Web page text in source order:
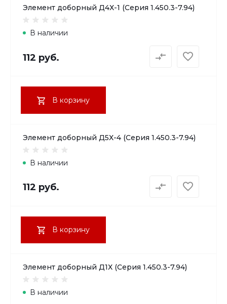
Элемент доборный Д4Х-1 (Серия 1.450.3-7.94)
В наличии
112 руб.
В корзину
Элемент доборный Д5Х-4 (Серия 1.450.3-7.94)
В наличии
112 руб.
В корзину
Элемент доборный Д1Х (Серия 1.450.3-7.94)
В наличии